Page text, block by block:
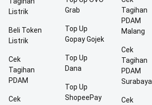
Listrik
Beli Token
Listrik
Cek
Tagihan
PDAM
Cek
Grab
Top Up
Gopay Gojek
Top Up
Dana
Top Up
ShopeePay
Tagihan
PDAM
Malang
Cek
Tagihan
PDAM
Surabaya
Cek